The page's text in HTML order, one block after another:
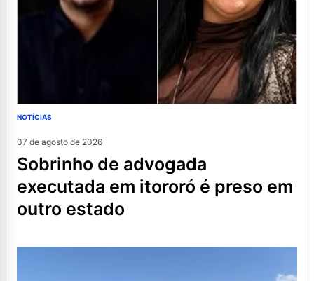
NOTÍCIAS
07 de agosto de 2026
sobrinho de advogada
executada em itororó é preso em
outro estado